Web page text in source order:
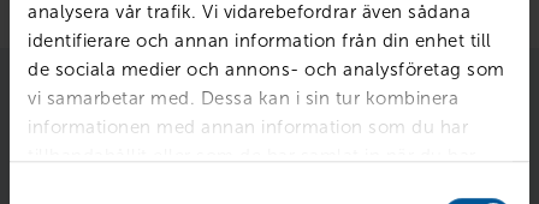
analysera vår trafik. Vi vidarebefordrar även sådana
identifierare och annan information från din enhet till
de sociala medier och annons- och analysföretag som
vi samarbetar med. Dessa kan i sin tur kombinera
informationen med annan information som du har
tillhandahållit eller som de har samlat in när du har